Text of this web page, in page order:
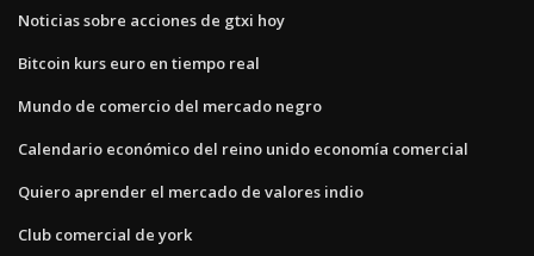
Noticias sobre acciones de gtxi hoy
Bitcoin kurs euro en tiempo real
Mundo de comercio del mercado negro
Calendario económico del reino unido economía comercial
Quiero aprender el mercado de valores indio
Club comercial de york